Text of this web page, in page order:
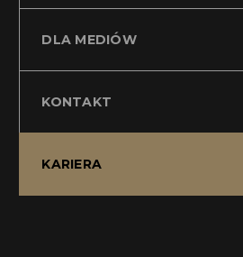
DLA MEDIÓW
KONTAKT
KARIERA